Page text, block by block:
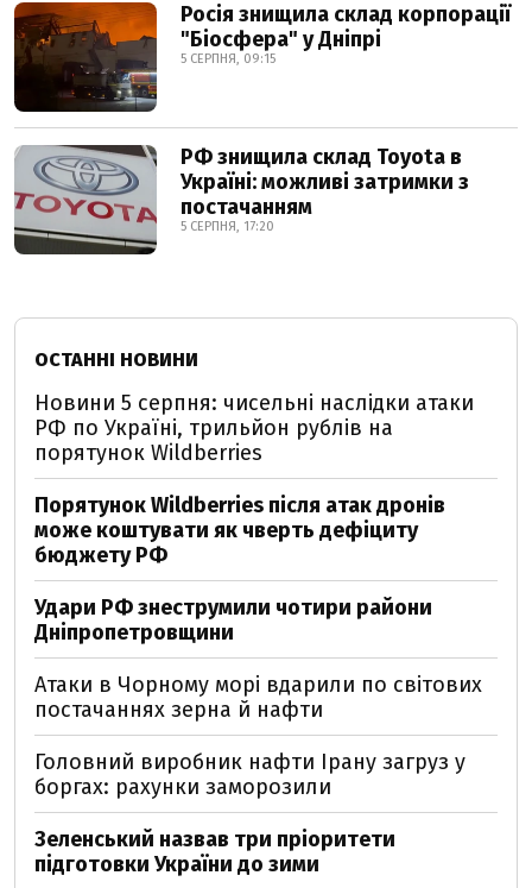
Росія знищила склад корпорації
"Біосфера" у Дніпрі
5 СЕРПНЯ, 09:15
РФ знищила склад Toyota в
Україні: можливі затримки з
постачанням
5 СЕРПНЯ, 17:20
ОСТАННІ НОВИНИ
Новини 5 серпня: чисельні наслідки атаки
РФ по Україні, трильйон рублів на
порятунок Wildberries
Порятунок Wildberries після атак дронів
може коштувати як чверть дефіциту
бюджету РФ
Удари РФ знеструмили чотири райони
Дніпропетровщини
Атаки в Чорному морі вдарили по світових
постачаннях зерна й нафти
Головний виробник нафти Ірану загруз у
боргах: рахунки заморозили
Зеленський назвав три пріоритети
підготовки України до зими